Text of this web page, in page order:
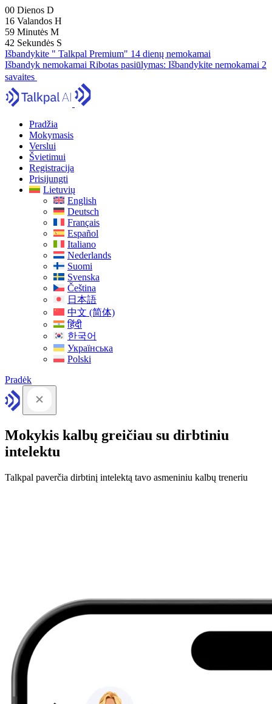
00 Dienos D
16 Valandos H
59 Minutės M
41 Sekundės S
Išbandykite " Talkpal Premium" 14 dienų nemokamai
Išbandyk nemokamai Ribotas pasiūlymas: Išbandykite nemokamai 2
savaites
Pradžia
Mokymasis
Verslui
Švietimui
Registracija
Prisijungti
Lietuvių
English
Deutsch
Français
Español
Italiano
Nederlands
Suomi
Svenska
Čeština
日本語
中文 (简体)
हिंदी
한국어
Українська
Polski
Pradėk
Mokykis kalbų greičiau su dirbtiniu
intelektu
Talkpal paverčia dirbtinį intelektą tavo asmeniniu kalbų treneriu